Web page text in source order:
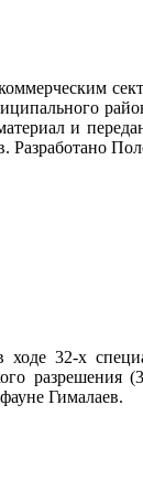
и
Разработано
32-х
разрешения
Гималаев.